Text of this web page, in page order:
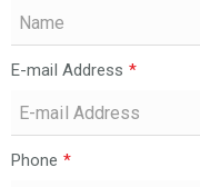
E-mail Address *
Phone *